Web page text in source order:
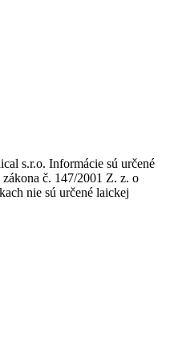
s.r.o. Informácie sú určené
č. 147/2001 Z. z. o
nie sú určené laickej